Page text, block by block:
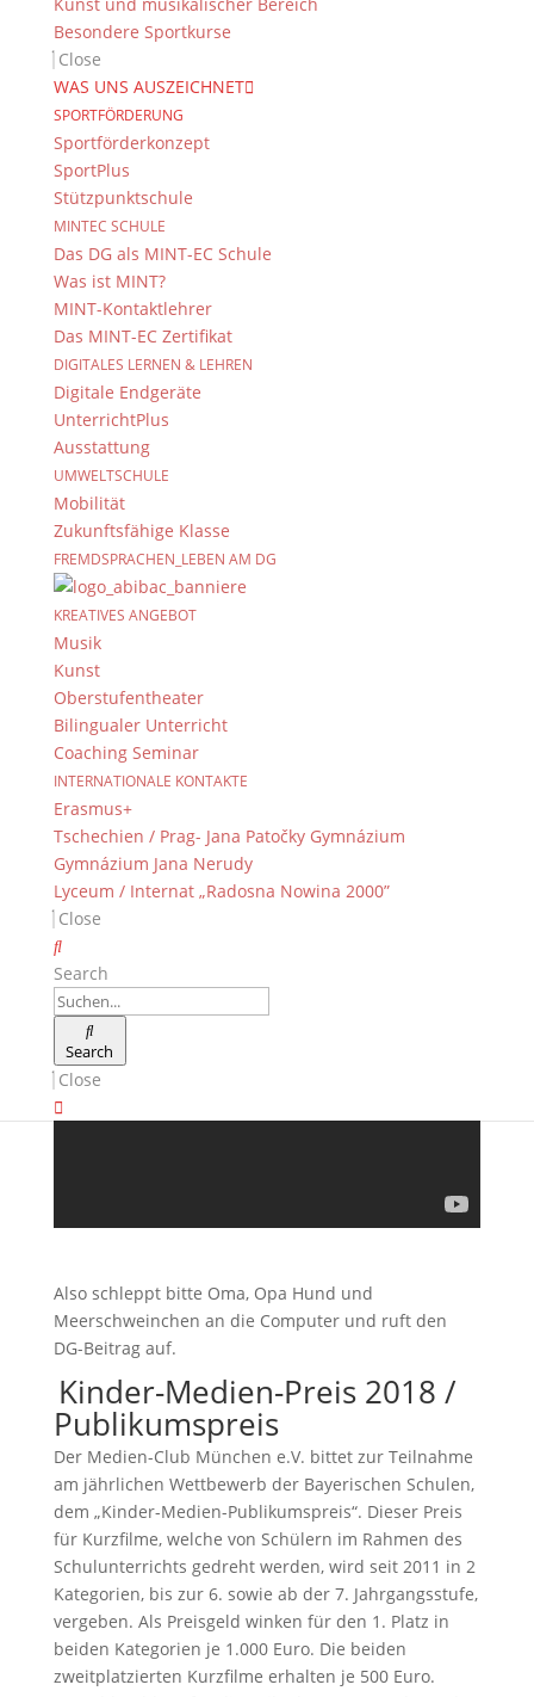
Besondere Sportkurse
Close
WAS UNS AUSZEICHNET
SPORTFÖRDERUNG
Sportförderkonzept
SportPlus
Stützpunktschule
MINTEC SCHULE
Das DG als MINT-EC Schule
Was ist MINT?
MINT-Kontaktlehrer
Das MINT-EC Zertifikat
DIGITALES LERNEN & LEHREN
Digitale Endgeräte
UnterrichtPlus
Ausstattung
UMWELTSCHULE
Mobilität
Zukunftsfähige Klasse
FREMDSPRACHEN_LEBEN AM DG
KREATIVES ANGEBOT
Musik
Kunst
Oberstufentheater
Bilingualer Unterricht
Coaching Seminar
INTERNATIONALE KONTAKTE
Erasmus+
Tschechien / Prag- Jana Patočky Gymnázium
Gymnázium Jana Nerudy
Lyceum / Internat „Radosna Nowina 2000”
Close
Search
Search
Close
Kinder-Medien-
Publikumspreis 2018
14. Mai 2018
Klickt uns! Das DG ist mit einem Beitrag im Rahmen
des Jugend-Medien-Preises vertreten und wir wollen
den WEISSEN ELEFANTEN gewinnen!
Die Anzahl der Aufrufe während der zwei Wochen
vom14. Mai bis zum 30. Mai 2018
darüber, wer den WEISSEN ELEFANTEN gewinnt. Die
Abstimmung erfolgt im Internet über folgenden
Video:
Also schleppt bitte Oma, Opa Hund und
Meerschweinchen an die Computer und ruft den
DG-Beitrag auf.
Kinder-Medien-Preis 2018 /
Publikumspreis
Der Medien-Club München e.V. bittet zur Teilnahme
am jährlichen Wettbewerb der Bayerischen Schulen,
dem „Kinder-Medien-Publikumspreis“. Dieser Preis
für Kurzfilme, welche von Schülern im Rahmen des
Schulunterrichts gedreht werden, wird seit 2011 in 2
Kategorien, bis zur 6. sowie ab der 7. Jahrgangsstufe,
vergeben. Als Preisgeld winken für den 1. Platz in
beiden Kategorien je 1.000 Euro. Die beiden
zweitplatzierten Kurzfilme erhalten je 500 Euro.